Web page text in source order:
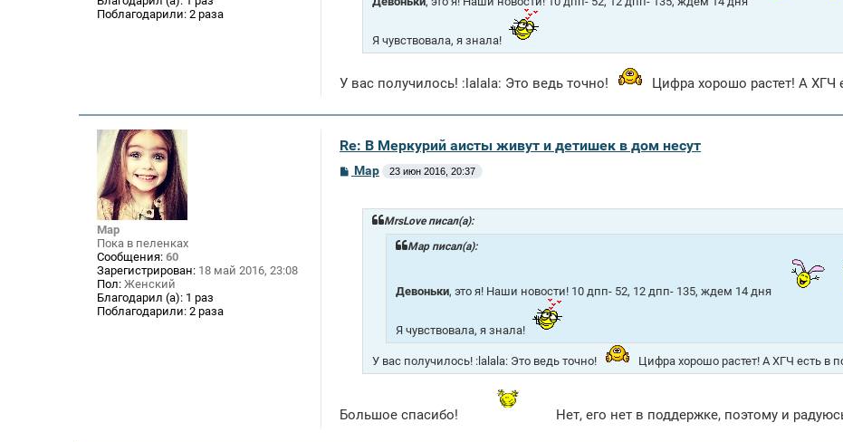
Поблагодарили: 2 раза
Я чувствовала, я знала!
У вас получилось! :lalala: Это ведь точно! Цифра хорошо растет! А ХГЧ
Mар
Пока в пеленках
Сообщения: 60
Зарегистрирован: 18 май 2016, 23:08
Пол: Женский
Благодарил (а): 1 раз
Поблагодарили: 2 раза
Re: В Меркурий аисты живут и детишек в дом несут
СMар 23 июн 2016, 20:37
MrsLove писал(а):
Mар писал(а):
Девоньки, это я! Наши новости! 10 дпп- 52, 12 дпп- 135, ждем 14 дня
Я чувствовала, я знала!
У вас получилось! :lalala: Это ведь точно! Цифра хорошо растет! А ХГЧ есть в
Большое спасибо! Нет, его нет в поддержке, поэтому и